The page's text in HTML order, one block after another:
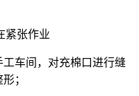
紧张作业
车间，对充棉口进行缝
；